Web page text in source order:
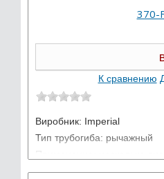
370-
К сравнению
Виробник: Imperial
Тип трубогиба: рычажный